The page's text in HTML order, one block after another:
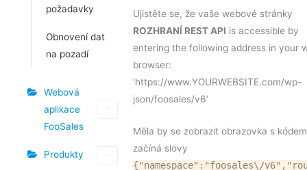
požadavky
Obnovení dat
na pozadí
Webová
aplikace
FooSales
Produkty
Ujistěte se, že vaše webové stránky
ROZHRANÍ REST API is accessible by
entering the following address in your
browser:
‘https://www.YOURWEBSITE.com/wp-
json/foosales/v6’
Měla by se zobrazit obrazovka s
začíná slovy
{"namespace":"foosales\/